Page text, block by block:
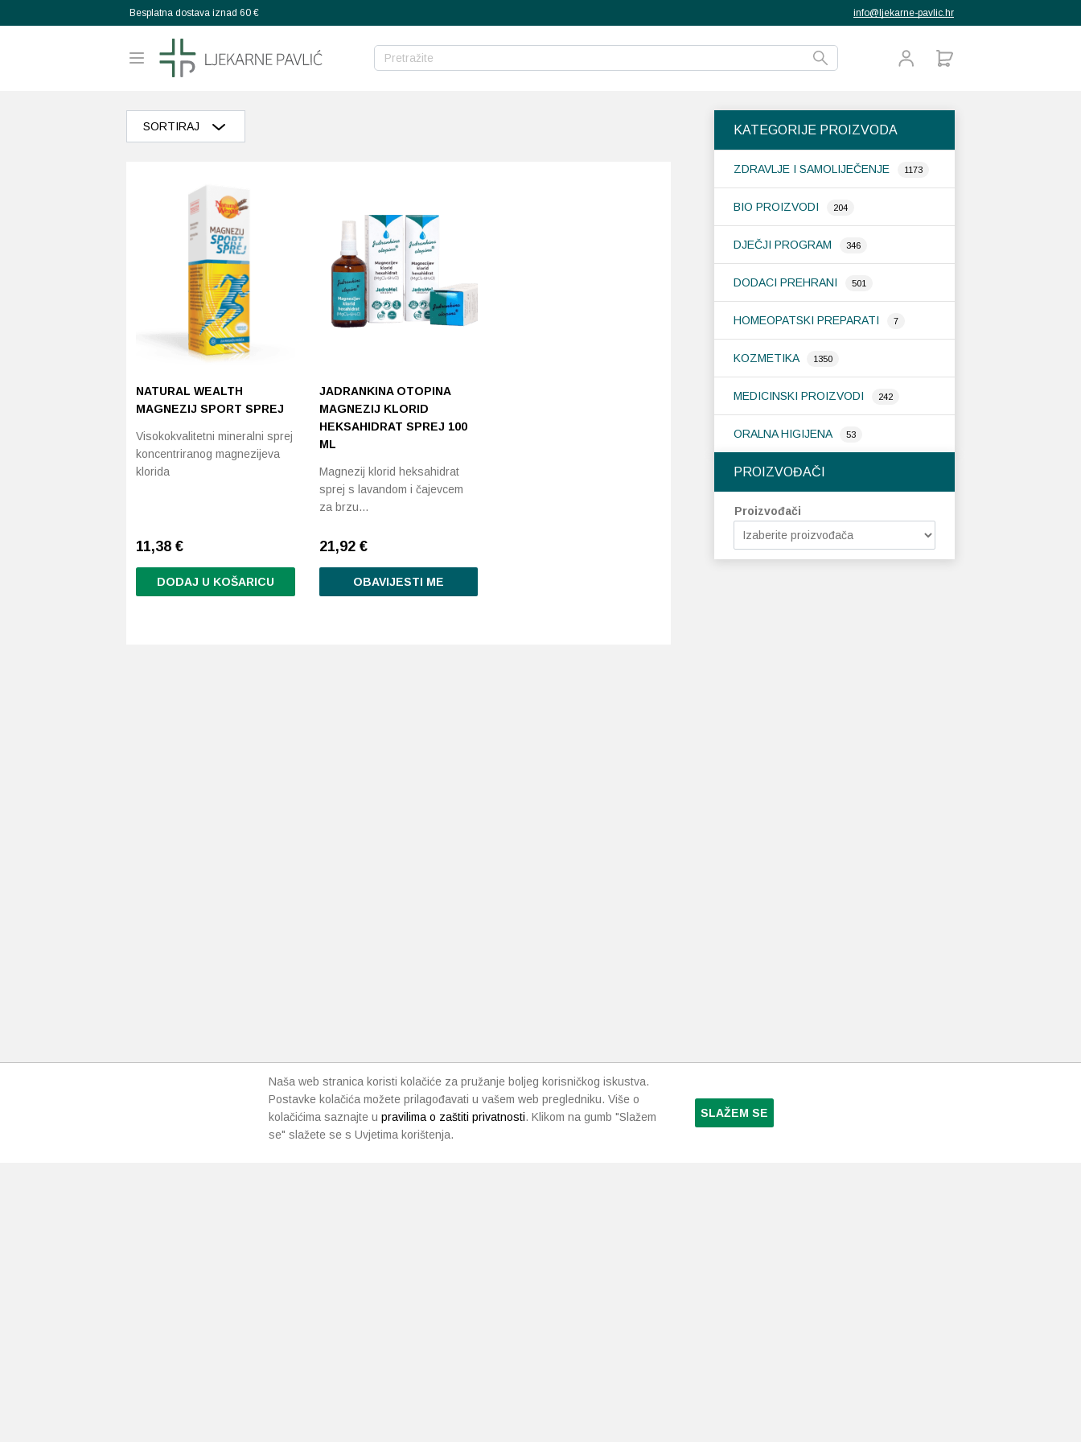
Besplatna dostava iznad 60 € info@ljekarne-pavlic.hr
KATEGORIJE PROIZVODA
ZDRAVLJE I SAMOLIJEČENJE 1173
BIO PROIZVODI 204
DJEČJI PROGRAM 346
DODACI PREHRANI 501
HOMEOPATSKI PREPARATI 7
KOZMETIKA 1350
MEDICINSKI PROIZVODI 242
ORALNA HIGIJENA 53
PROIZVOĐAČI
Proizvođači
SORTIRAJ
Razvrstaj po prosječnoj ocjeni
Poredaj od zadnjeg
Razvrstaj po cijeni: manje do veće
Razvrstaj po cijeni: veće do manje
Poredaj po abecedi: A-Z
NATURAL WEALTH
MAGNEZIJ SPORT SPREJ
Visokokvalitetni mineralni sprej
koncentriranog magnezijeva
klorida
11,38 €
DODAJ U KOŠARICU
JADRANKINA OTOPINA
MAGNEZIJ KLORID
HEKSAHIDRAT SPREJ 100
ML
Magnezij klorid heksahidrat
sprej s lavandom i čajevcem
za brzu…
21,92 €
OBAVIJESTI ME
Naša web stranica koristi kolačiće za pružanje boljeg korisničkog iskustva.
Postavke kolačića možete prilagođavati u vašem web pregledniku. Više o
kolačićima saznajte u pravilima o zaštiti privatnosti. Klikom na gumb "Slažem
se" slažete se s Uvjetima korištenja.
SLAŽEM SE